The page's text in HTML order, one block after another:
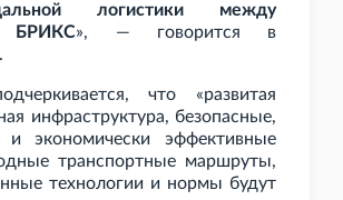
логистики между
БРИКС», — говорится в
что «развитая
инфраструктура, безопасные,
экономически эффективные
транспортные маршруты,
технологии и нормы будут